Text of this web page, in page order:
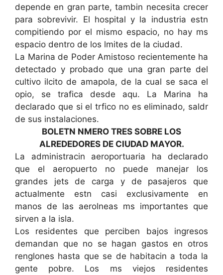
depende en gran parte, tambin necesita crecer
para sobrevivir. El hospital y la industria estn
compitiendo por el mismo espacio, no hay ms
espacio dentro de los lmites de la ciudad.
La Marina de Poder Amistoso recientemente ha
detectado y probado que una gran parte del
cultivo ilcito de amapola, de la cual se saca el
opio, se trafica desde aqu. La Marina ha
declarado que si el trfico no es eliminado, saldr
de sus instalaciones.
BOLETN NMERO TRES SOBRE LOS
ALREDEDORES DE CIUDAD MAYOR.
La administracin aeroportuaria ha declarado
que el aeropuerto no puede manejar los
grandes jets de carga y de pasajeros que
actualmente estn casi exclusivamente en
manos de las aerolneas ms importantes que
sirven a la isla.
Los residentes que perciben bajos ingresos
demandan que no se hagan gastos en otros
renglones hasta que se de habitacin a toda la
gente pobre. Los ms viejos residentes